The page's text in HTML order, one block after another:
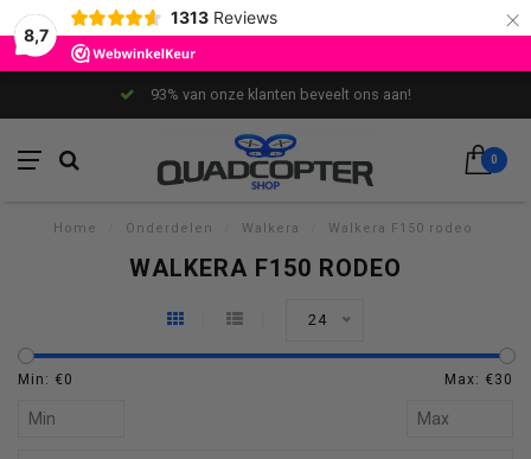
8,7
1313 Reviews ×
93% van onze klanten beveelt ons aan!
0
Home Onderdelen Walkera Walkera F150 rodeo
WALKERA F150 RODEO
24
Min: €0 Max: €30